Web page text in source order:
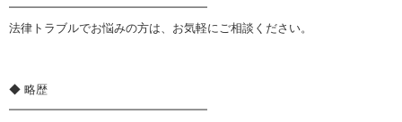
━━━━━━━━━━━━━━━━━
法律トラブルでお悩みの方は、お気軽にご相談ください。
◆ 略歴
━━━━━━━━━━━━━━━━━